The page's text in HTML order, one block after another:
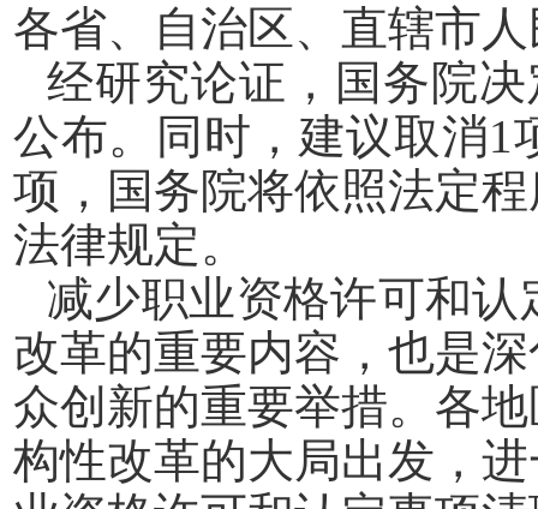
各省、自治区、直辖市
经研究论证，国务院
公布。同时，建议取消1
项，国务院将依照法定
法律规定。
减少职业资格许可和
改革的重要内容，也是
众创新的重要举措。各
构性改革的大局出发，